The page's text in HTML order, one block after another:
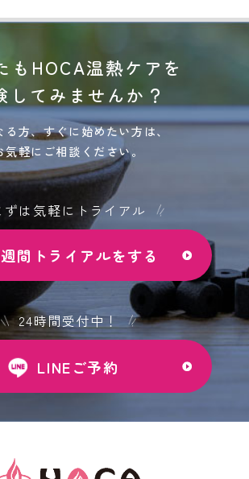
もHOCA温熱ケアを
してみませんか？
る方、すぐに始めたい方は、
気軽にご相談ください。
ずは気軽にトライアル
間トライアルをする
24時間受付中！
LINEご予約